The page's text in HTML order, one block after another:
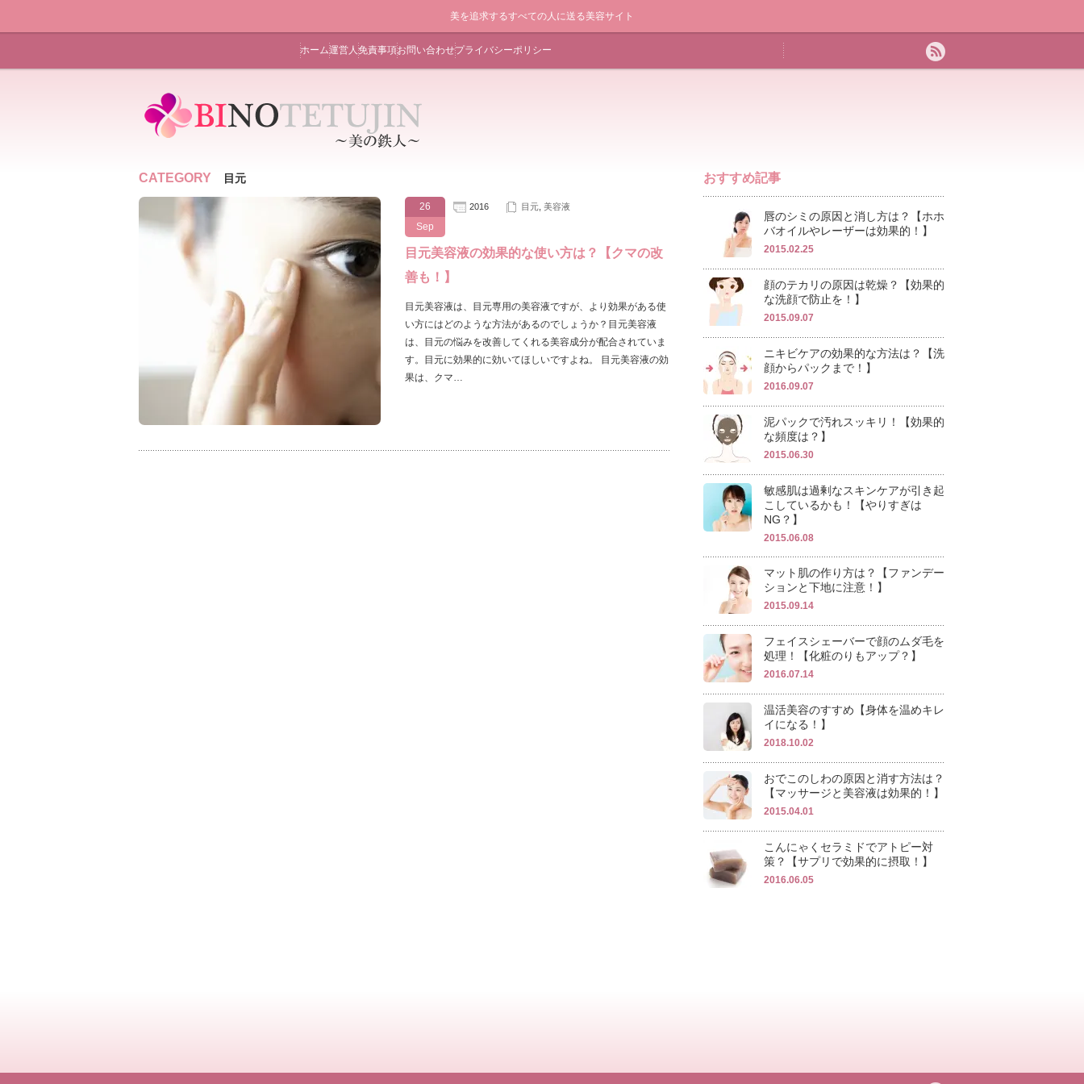
美を追求するすべての人に送る美容サイト
ホーム運営人免責事項お問い合わせプライバシーポリシー
CATEGORY 目元
26
Sep
2016 目元 美容液
目元美容液の効果的な使い方は？【クマの改
善も！】
目元美容液は、目元専用の美容液ですが、より効果がある使
い方にはどのような方法があるのでしょうか？目元美容液
は、目元の悩みを改善してくれる美容成分が配合されていま
す。目元に効果的に効いてほしいですよね。 目元美容液の効
果は、クマ…
おすすめ記事
唇のシミの原因と消し方は？【ホホ
バオイルやレーザーは効果的！】
2015.02.25
顔のテカリの原因は乾燥？【効果的
な洗顔で防止を！】
2015.09.07
ニキビケアの効果的な方法は？【洗
顔からパックまで！】
2016.09.07
泥パックで汚れスッキリ！【効果的
な頻度は？】
2015.06.30
敏感肌は過剰なスキンケアが引き起
こしているかも！【やりすぎは
NG？】
2015.06.08
マット肌の作り方は？【ファンデー
ションと下地に注意！】
2015.09.14
フェイスシェーバーで顔のムダ毛を
処理！【化粧のりもアップ？】
2016.07.14
温活美容のすすめ【身体を温めキレ
イになる！】
2018.10.02
おでこのしわの原因と消す方法は？
【マッサージと美容液は効果的！】
2015.04.01
こんにゃくセラミドでアトピー対
策？【サプリで効果的に摂取！】
2016.06.05